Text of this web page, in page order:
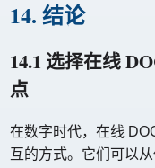
14. 结论
14.1 选择在线
点
在数字时代，在线
互的方式。它们可以